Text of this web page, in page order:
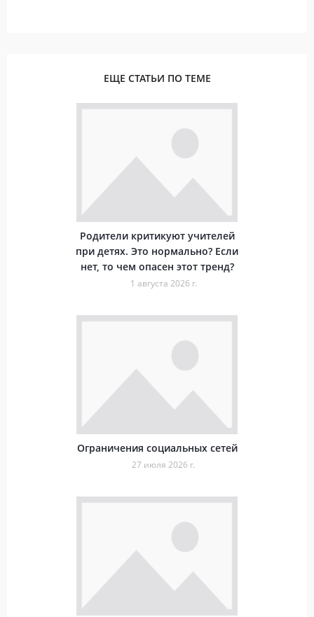
ЕЩЕ СТАТЬИ ПО ТЕМЕ
Родители критикуют учителей
при детях. Это нормально? Если
нет, то чем опасен этот тренд?
1 августа 2026 г.
Ограничения социальных сетей
27 июля 2026 г.